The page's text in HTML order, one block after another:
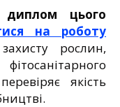
диплом цього
на роботу
рослин,
якість